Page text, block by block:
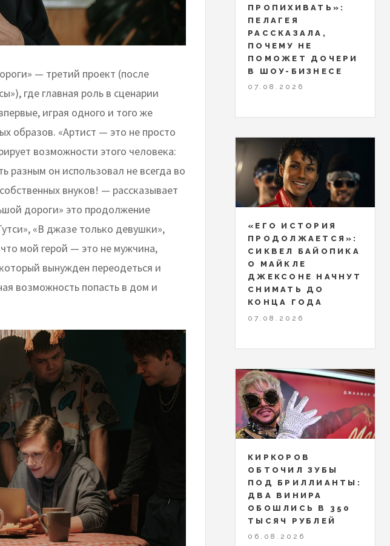
— третий проект (после
где главная роль в сценарии
играя одного и того же
образов. «Артист — это не просто
возможности этого человека:
разным он использовал не всегда во
внуков! — рассказывает
дороги» это продолжение
«В джазе только девушки»,
мой герой — это не мужчина,
вынужден переодеться и
возможность попасть в дом и
ПРОПИХИВАТЬ»:
ПЕЛАГЕЯ
РАССКАЗАЛА,
ПОЧЕМУ НЕ
ПОМОЖЕТ ДОЧЕРИ
В ШОУ-БИЗНЕСЕ
07.08.2026
«ЕГО ИСТОРИЯ
ПРОДОЛЖАЕТСЯ»:
СИКВЕЛ БАЙОПИКА
О МАЙКЛЕ
ДЖЕКСОНЕ НАЧНУТ
СНИМАТЬ ДО
КОНЦА ГОДА
07.08.2026
КИРКОРОВ
ОБТОЧИЛ ЗУБЫ
ПОД БРИЛЛИАНТЫ:
ДВА ВИНИРА
ОБОШЛИСЬ В 350
ТЫСЯЧ РУБЛЕЙ
06.08.2026